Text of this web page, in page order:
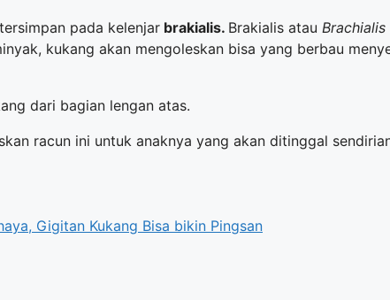
pada kelenjar brakialis. Brakialis atau
kukang akan mengoleskan bisa yang berbau
dari bagian lengan atas.
racun ini untuk anaknya yang akan ditinggal
Gigitan Kukang Bisa bikin Pingsan